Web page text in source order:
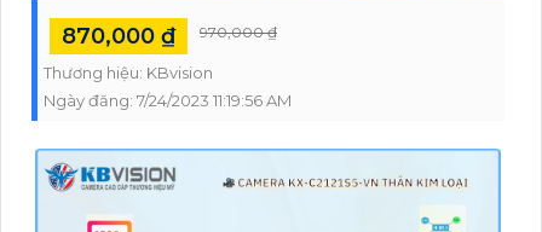
870,000 ₫ 970,000 ₫
Thương hiệu: KBvision
Ngày đăng: 7/24/2023 11:19:56 AM